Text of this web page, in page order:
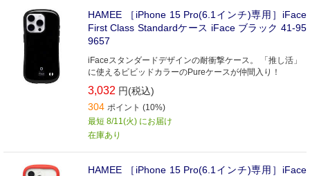
HAMEE ［iPhone 15 Pro(6.1インチ)専用］iFace
First Class Standardケース iFace ブラック 41-95
9657
iFaceスタンダードデザインの耐衝撃ケース。 「推し活」
に使えるビビッドカラーのPureケースが仲間入り！
3,032 円(税込)
304 ポイント (10%)
最短 8/11(火) にお届け
在庫あり
HAMEE ［iPhone 15 Pro(6.1インチ)専用］iFace